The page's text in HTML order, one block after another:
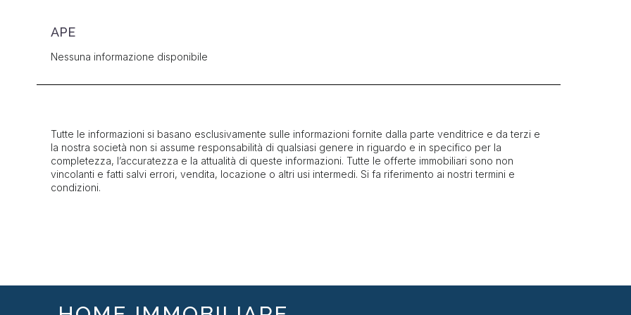
APE
Nessuna informazione disponibile
Tutte le informazioni si basano esclusivamente sulle informazioni fornite dalla parte venditrice e da terzi e
la nostra società non si assume responsabilità di qualsiasi genere in riguardo e in specifico per la
completezza, l’accuratezza e la attualità di queste informazioni. Tutte le offerte immobiliari sono non
vincolanti e fatti salvi errori, vendita, locazione o altri usi intermedi. Si fa riferimento ai nostri termini e
condizioni.